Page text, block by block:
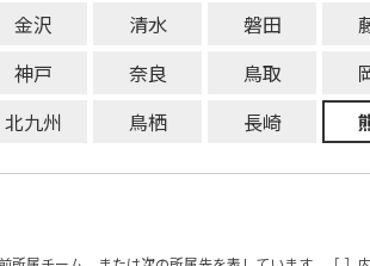
金沢 清水 磐田
神戸 奈良 鳥取
北九州 鳥栖 長崎